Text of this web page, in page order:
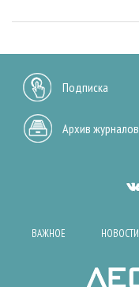
Подписка
Архив журналов
ВАЖНОЕ НОВОСТИ